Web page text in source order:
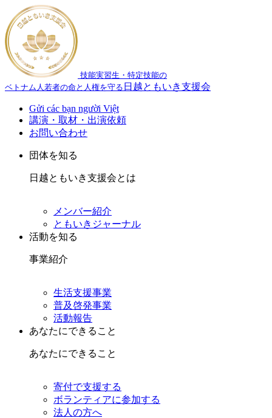
技能実習生・特定技能の
ベトナム人若者の命と人権を守る 日越ともいき支援会
Gửi các bạn người Việt
講演・取材・出演依頼
お問い合わせ
団体を知る
日越ともいき支援会とは
メンバー紹介
ともいきジャーナル
活動を知る
事業紹介
生活支援事業
普及啓発事業
活動報告
あなたにできること
あなたにできること
寄付で支援する
ボランティアに参加する
法人の方へ